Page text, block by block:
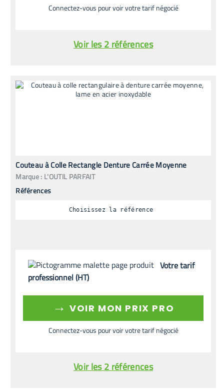
Connectez-vous pour voir votre tarif négocié
Voir les 2 références
Couteau à Colle Rectangle Denture Carrée Moyenne
Marque : L'OUTIL PARFAIT
Références
Choisissez la référence
Votre tarif
professionnel (HT)
→ VOIR MON PRIX PRO
Connectez-vous pour voir votre tarif négocié
Voir les 2 références